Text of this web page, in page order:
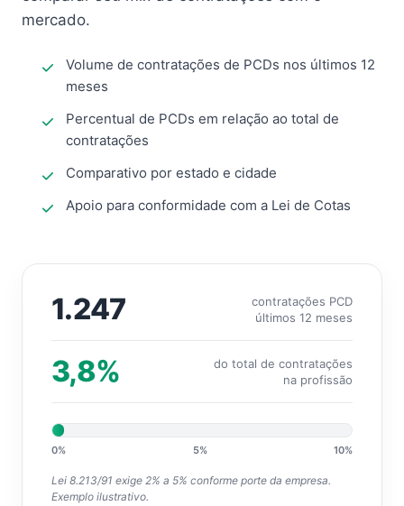
mercado.
Volume de contratações de PCDs nos últimos 12
meses
Percentual de PCDs em relação ao total de
contratações
Comparativo por estado e cidade
Apoio para conformidade com a Lei de Cotas
1.247
contratações PCD
últimos 12 meses
3,8%
do total de contratações
na profissão
0% 5% 10%
Lei 8.213/91 exige 2% a 5% conforme porte da empresa.
Exemplo ilustrativo.